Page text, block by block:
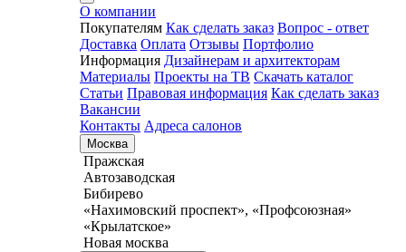
О компании
Покупателям Как сделать заказ Вопрос - ответ
Доставка Оплата Отзывы Портфолио
Информация Дизайнерам и архитекторам
Материалы Проекты на ТВ Скачать каталог
Статьи Правовая информация Как сделать заказ
Вакансии
Контакты Адреса салонов
Москва
Пражская
Автозаводская
Бибирево
«Нахимовский проспект», «Профсоюзная»
«Крылатское»
Новая москва